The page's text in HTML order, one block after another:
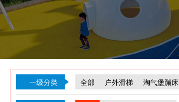
一级分类 全部 户外滑梯 淘气堡蹦床